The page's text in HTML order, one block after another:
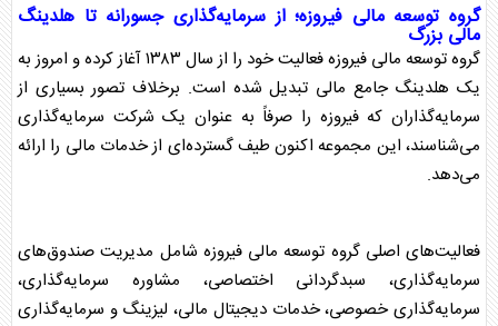
گروه توسعه مالی فیروزه؛ از سرمایه‌گذاری جسورانه تا هلدینگ
مالی بزرگ
گروه توسعه مالی فیروزه
فعالیت خود را از سال ۱۳۸۳ آغاز کرده و امروز به
یک هلدینگ جامع مالی تبدیل شده است. برخلاف تصور بسیاری از
سرمایه‌گذاران که فیروزه را صرفاً به عنوان یک شرکت سرمایه‌گذاری
می‌شناسند، این مجموعه اکنون طیف گسترده‌ای از خدمات مالی را ارائه
می‌دهد.
فعالیت‌های اصلیگروه توسعه مالی فیروزه شامل مدیریت صندوق‌های
سرمایه‌گذاری، سبدگردانی اختصاصی، مشاوره سرمایه‌گذاری،
سرمایه‌گذاری خصوصی، خدمات دیجیتال مالی، لیزینگ و سرمایه‌گذاری